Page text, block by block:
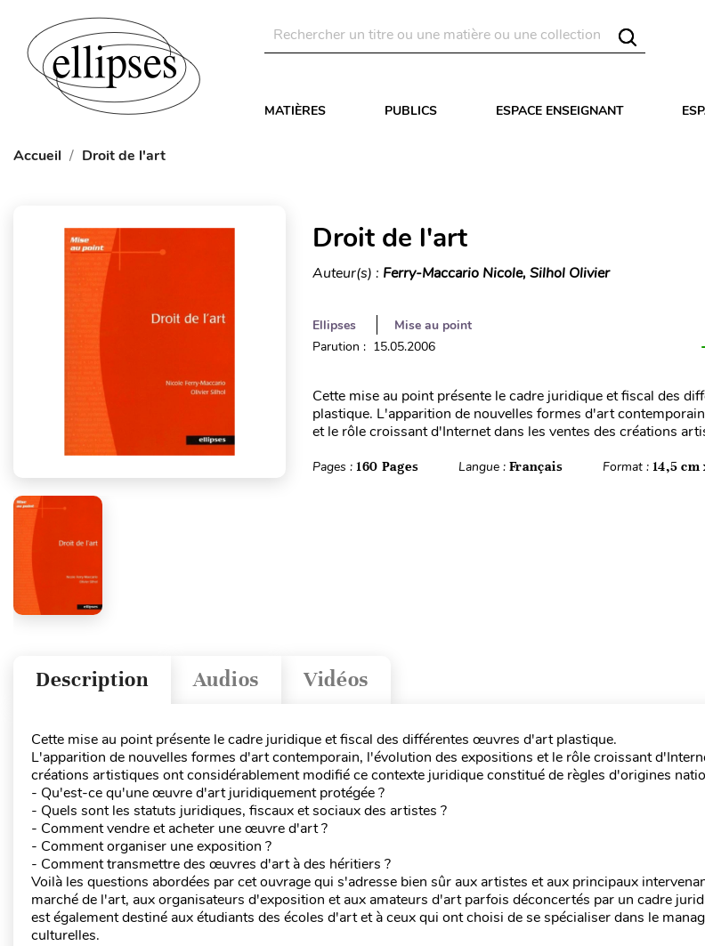
MATIÈRES PUBLICS ESPACE ENSEIGNANT
Accueil Droit de l'art
Droit de l'art
Auteur(s) : Ferry-Maccario Nicole, Silhol Olivier
Ellipses
Mise au point
Parution : 15.05.2006
Cette mise au point présente le cadre juridique et fiscal des
plastique. L'apparition de nouvelles formes d'art
et le rôle croissant d'Internet dans les ventes des créations
Pages : 160 Pages Langue : Français Format : 14,5 cm
Vidéos
Audios
Description
Cette mise au point présente le cadre juridique et fiscal des différentes œuvres d'art plastique.
L'apparition de nouvelles formes d'art contemporain, l'évolution des expositions et le rôle croissant
créations artistiques ont considérablement modifié ce contexte juridique constitué de règles d'origines
- Qu'est-ce qu'une œuvre d'art juridiquement protégée ?
- Quels sont les statuts juridiques, fiscaux et sociaux des artistes ?
- Comment vendre et acheter une œuvre d'art ?
- Comment organiser une exposition ?
- Comment transmettre des œuvres d'art à des héritiers ?
Voilà les questions abordées par cet ouvrage qui s'adresse bien sûr aux artistes et aux principaux
marché de l'art, aux organisateurs d'exposition et aux amateurs d'art parfois déconcertés par un cadre
est également destiné aux étudiants des écoles d'art et à ceux qui ont choisi de se spécialiser dans le
culturelles.